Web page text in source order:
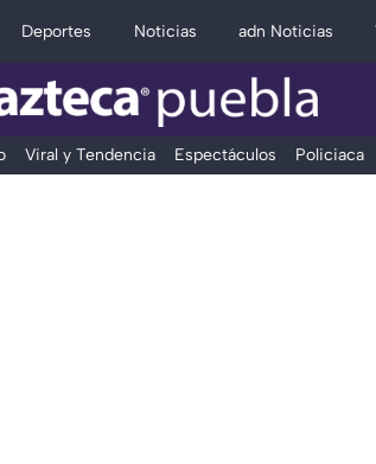
Deportes Noticias adn Noticias
Viral y Tendencia Espectáculos Policiaca